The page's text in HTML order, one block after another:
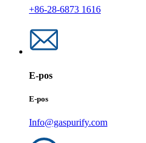
+86-28-6873 1616
E-pos
E-pos
Info@gaspurify.com